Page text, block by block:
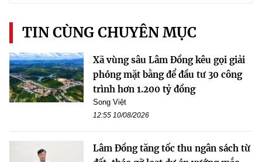
TIN CÙNG CHUYÊN MỤC
Xã vùng sâu Lâm Đồng kêu gọi giải
phóng mặt bằng để đầu tư 30 công
trình hơn 1.200 tỷ đồng
Song Việt
12:55 10/08/2026
Lâm Đồng tăng tốc thu ngân sách từ